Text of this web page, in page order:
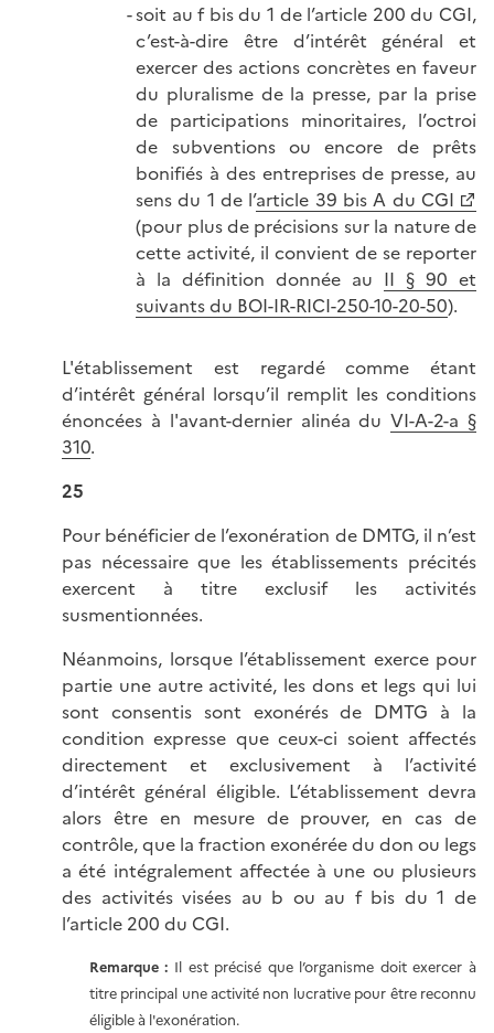
soit au f bis du 1 de l’article 200 du CGI,
c’est-à-dire être d’intérêt général et
exercer des actions concrètes en faveur
du pluralisme de la presse, par la prise
de participations minoritaires, l’octroi
de subventions ou encore de prêts
bonifiés à des entreprises de presse, au
sens du 1 de l’article 39 bis A du CGI
(pour plus de précisions sur la nature de
cette activité, il convient de se reporter
à la définition donnée au II § 90 et
suivants du BOI-IR-RICI-250-10-20-50).
L'établissement est regardé comme étant
d’intérêt général lorsqu’il remplit les conditions
énoncées à l'avant-dernier alinéa duVI-A-2-a §
310.
25
Pour bénéficier de l’exonération de DMTG, il n’est
pas nécessaire que les établissements précités
exercent à titre exclusif les activités
susmentionnées.
Néanmoins, lorsque l’établissement exerce pour
partie une autre activité, les dons et legs qui lui
sont consentis sont exonérés de DMTG à la
condition expresse que ceux-ci soient affectés
directement et exclusivement à l’activité
d’intérêt général éligible. L’établissement devra
alors être en mesure de prouver, en cas de
contrôle, que la fraction exonérée du don ou legs
a été intégralement affectée à une ou plusieurs
des activités visées au b ou au f bis du 1 de
l’article 200 du CGI.
Remarque : Il est précisé que l’organisme doit exercer à
titre principal une activité non lucrative pour être reconnu
éligible à l'exonération.